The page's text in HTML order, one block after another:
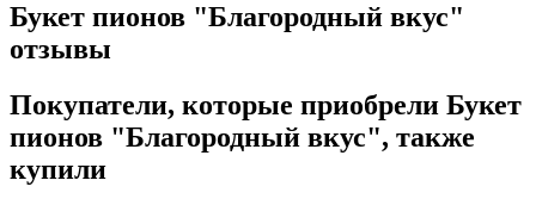
Нужна срочная отправка? Курьер привезет заказ в течение 60
минут или день в день в удобный интервал. Если вам важно
точность до минуты. Выбирайте, где купить и сколько стоит
подходящий вариант — быстрая доставка работает для вас
сегодня и ежедневно 24 часа в сутки.
Букет пионов "Благородный вкус"
отзывы
Покупатели, которые приобрели Букет
пионов "Благородный вкус", также
купили